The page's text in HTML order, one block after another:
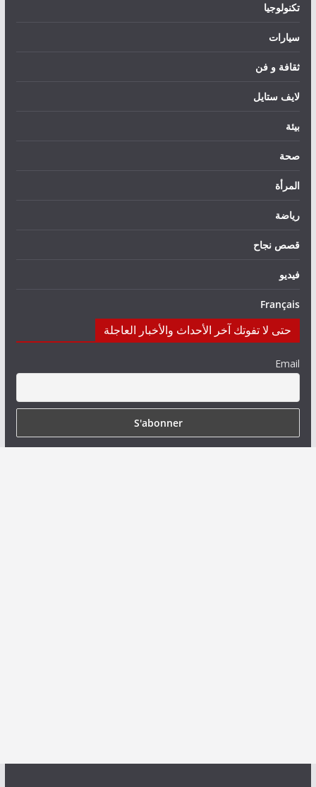
تكنولوجيا
سيارات
ثقافة و فن
لايف ستايل
بيئة
صحة
المرأة
رياضة
قصص نجاح
فيديو
Français
حتى لا تفوتك آخر الأحداث والأخبار العاجلة
Email